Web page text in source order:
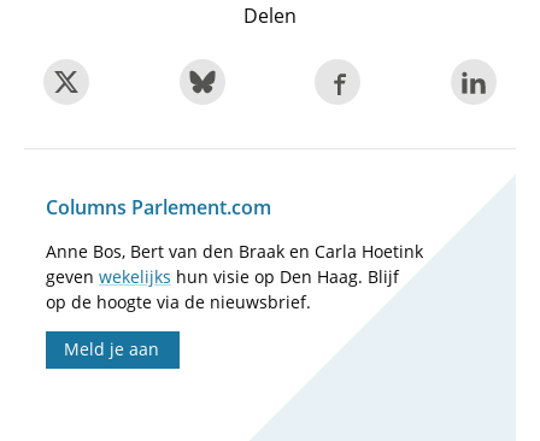
Delen
Columns Parlement.com
Anne Bos, Bert van den Braak en Carla Hoetink
geven wekelijks hun visie op Den Haag. Blijf
op de hoogte via de nieuwsbrief.
Meld je aan